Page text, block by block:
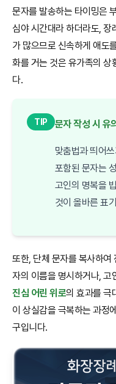
문자를 발송하는 타이밍은
심야 시간대라 하더라도,
가 많으므로 신속하게 애도
화를 거는 것은 유가족의 상
다.
TIP 문자 작성 시 유
맞춤법과 띄어
포함된 문자는
고인의 명복을
것이 올바른 표
또한, 단체 문자를 복사하여
자의 이름을 명시하거나, 고
진심 어린 위로의 효과를 극
이 상실감을 극복하는 과정
구입니다.